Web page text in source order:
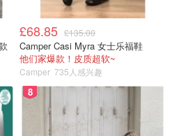
£68.85 £135.00
Camper Casi Myra 女士乐福鞋
他们家爆款！皮质超软~
Camper 735人感兴趣
8